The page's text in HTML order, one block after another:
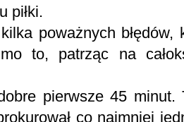
piłki.
poważnych błędów,
to, patrząc na
pierwsze 45
co najmniej